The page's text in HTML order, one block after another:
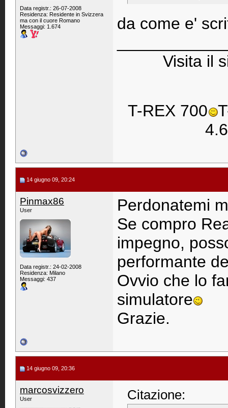
Data registr.: 26-07-2008
Residenza: Residente in Svizzera
ma con il cuore Romano
Messaggi: 1.674
da come e'
Visita il
T-REX 700
4.6
14 giugno 09, 20:24
Pinmax86
User
Data registr.: 24-02-2008
Residenza: Milano
Messaggi: 437
Perdonatemi
Se compro
impegno,
performante
Ovvio che lo
simulatore
Grazie.
14 giugno 09, 20:36
marcosvizzero
User Citazione: